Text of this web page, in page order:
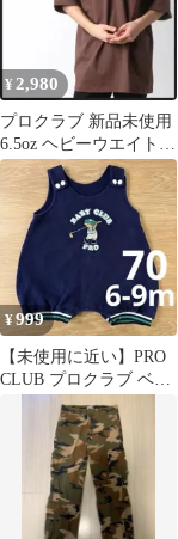
¥ 2,980
プロクラブ 新品未使用
6.5oz ヘビーウエイト
半袖Tシャツ ブラウン
2XL
¥999
【未使用に近い】PRO
CLUB プロクラブ ベビ
ー サロペット 6-9M 70